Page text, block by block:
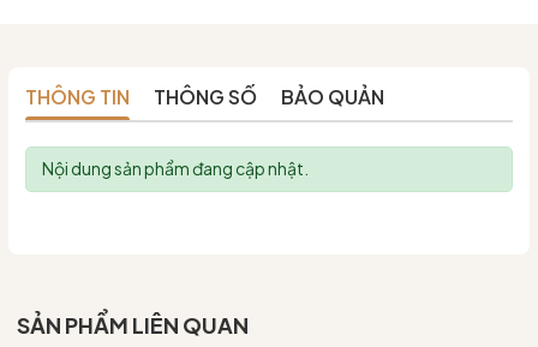
THÔNG TIN THÔNG SỐ BẢO QUẢN
Nội dung sản phẩm đang cập nhật.
SẢN PHẨM LIÊN QUAN